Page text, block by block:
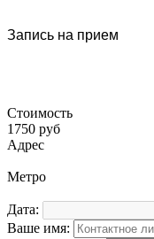
Запись на прием
Стоимость
1750 руб
Адрес
Метро
Дата:
Ваше имя: